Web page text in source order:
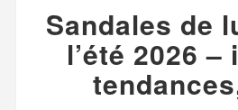
Sandales de
l’été 2026 –